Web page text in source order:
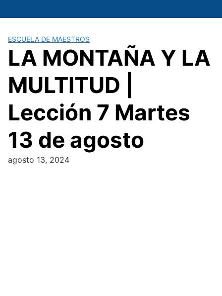
al
ESCUELA DE MAESTROS
LA MONTAÑA Y LA
MULTITUD |
Lección 7 Martes
13 de agosto
agosto 13, 2024